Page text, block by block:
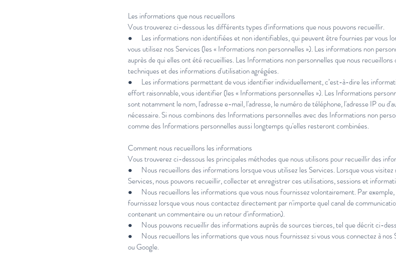
Les informations que nous recueillons
Vous trouverez ci-dessous les différents types d'informations que nous pouvons recueillir.
● Les informations non identifiées et non identifiables, qui peuvent être fournies par vous
vous utilisez nos Services (les « Informations non personnelles »). Les informations non
auprès de qui elles ont été recueillies. Les Informations non personnelles que nous
techniques et des informations d'utilisation agrégées.
● Les informations permettant de vous identifier individuellement, c’est-à-dire les
effort raisonnable, vous identifier (les « Informations personnelles »). Les Informations
sont notamment le nom, l'adresse e-mail, l'adresse, le numéro de téléphone, l'adresse IP ou
nécessaire. Si nous combinons des Informations personnelles avec des Informations non
comme des Informations personnelles aussi longtemps qu'elles resteront combinées.
Comment nous recueillons les informations
Vous trouverez ci-dessous les principales méthodes que nous utilisons pour recueillir des
● Nous recueillons des informations lorsque vous utilisez les Services. Lorsque vous visitez
Services, nous pouvons recueillir, collecter et enregistrer ces utilisations, sessions et
● Nous recueillons les informations que vous nous fournissez volontairement. Par exemple,
fournissez lorsque vous nous contactez directement par n'importe quel canal de
contenant un commentaire ou un retour d'information).
● Nous pouvons recueillir des informations auprès de sources tierces, tel que décrit ci-
● Nous recueillons les informations que vous nous fournissez si vous vous connectez à nos
ou Google.